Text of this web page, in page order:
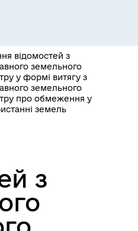
відомостей з
земельного
у формі витягу з
земельного
про обмеження у
земель
з